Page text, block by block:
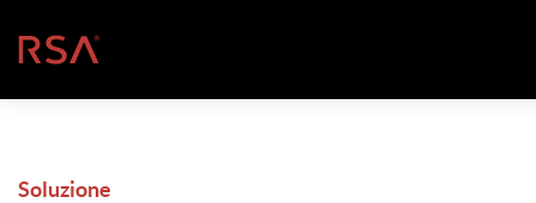
Casa
Soluzione